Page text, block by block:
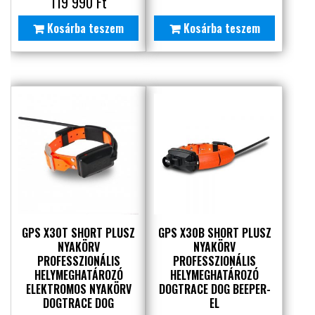
Kosárba teszem Kosárba teszem
GPS X30T SHORT PLUSZ
NYAKÖRV
PROFESSZIONÁLIS
HELYMEGHATÁROZÓ
ELEKTROMOS NYAKÖRV
DOGTRACE DOG
GPS X30B SHORT PLUSZ
NYAKÖRV
PROFESSZIONÁLIS
HELYMEGHATÁROZÓ
DOGTRACE DOG BEEPER-
EL